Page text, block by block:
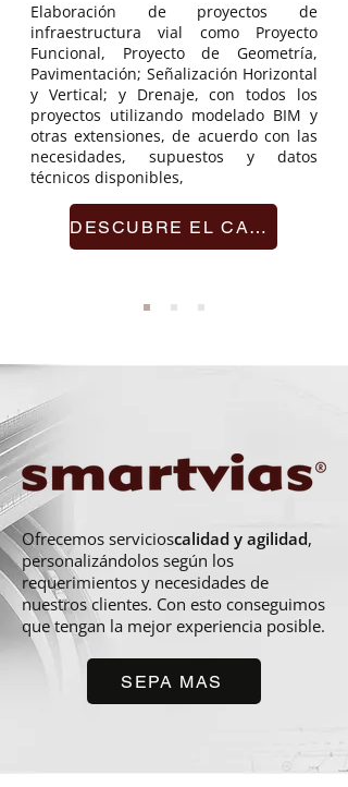
Elaboración de proyectos de
infraestructura vial como Proyecto
Funcional, Proyecto de Geometría,
Pavimentación; Señalización Horizontal
y Vertical; y Drenaje, con todos los
proyectos utilizando modelado BIM y
otras extensiones, de acuerdo con las
necesidades, supuestos y datos
técnicos disponibles,
DESCUBRE EL CASO
Ofrecemos servicioscalidad y agilidad,
personalizándolos según los
requerimientos y necesidades de
nuestros clientes. Con esto conseguimos
que tengan la mejor experiencia posible.
SEPA MAS